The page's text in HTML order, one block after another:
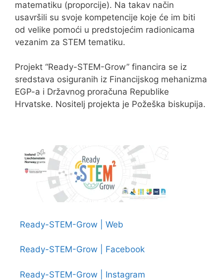
matematiku (proporcije). Na takav način
usavršili su svoje kompetencije koje će im biti
od velike pomoći u predstojećim radionicama
vezanim za STEM tematiku.
Projekt “Ready-STEM-Grow” financira se iz
sredstava osiguranih iz Financijskog mehanizma
EGP-a i Državnog proračuna Republike
Hrvatske. Nositelj projekta je Požeška biskupija.
Ready-STEM-Grow | Web
Ready-STEM-Grow | Facebook
Ready-STEM-Grow | Instagram